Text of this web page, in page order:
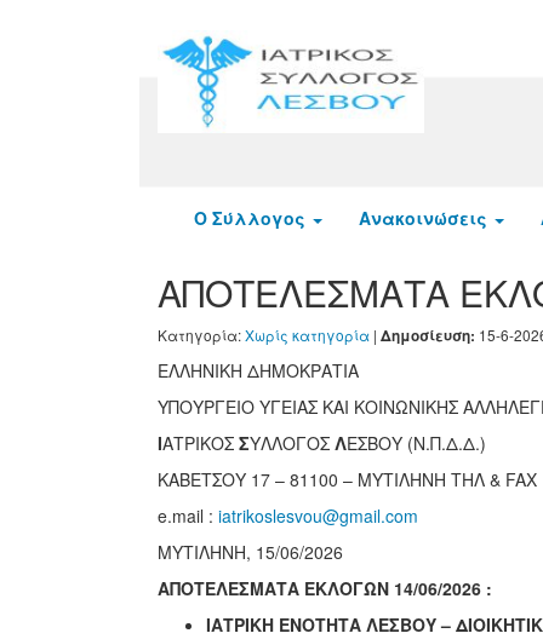
Ο Σύλλογος Ανακοινώσεις
ΑΠΟΤΕΛΕΣΜΑΤΑ
Κατηγορία:Χωρίς κατηγορία | Δημοσίευση: 15-6-
ΕΛΛΗΝΙΚΗ ΔΗΜΟΚΡΑΤΙΑ
ΥΠΟΥΡΓΕΙΟ ΥΓΕΙΑΣ ΚΑΙ ΚΟΙΝΩΝΙΚΗΣ
ΙΑΤΡΙΚΟΣ ΣΥΛΛΟΓΟΣ ΛΕΣΒΟΥ (Ν.Π.Δ.Δ.)
ΚΑΒΕΤΣΟΥ 17 – 81100 – ΜΥΤΙΛΗΝΗ ΤΗΛ & FAX
e.mail : iatrikoslesvou@gmail.com
ΜΥΤΙΛΗΝΗ, 15/06/2026
ΑΠΟΤΕΛΕΣΜΑΤΑ ΕΚΛΟΓΩΝ 14/06/2026 :
ΙΑΤΡΙΚΗ ΕΝΟΤΗΤΑ ΛΕΣΒΟΥ –